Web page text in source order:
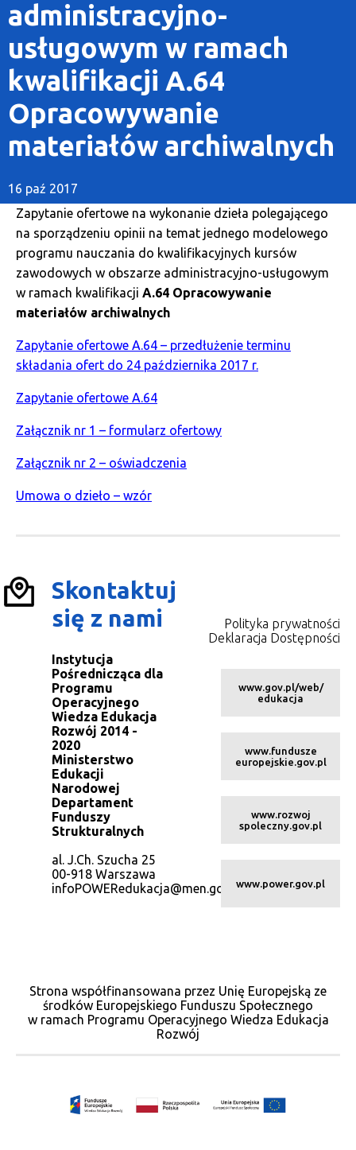
administracyjno-
usługowym w ramach
kwalifikacji A.64
Opracowywanie
materiałów archiwalnych
16 paź 2017
Zapytanie ofertowe na wykonanie dzieła polegającego
na sporządzeniu opinii na temat jednego modelowego
programu nauczania do kwalifikacyjnych kursów
zawodowych w obszarze administracyjno-usługowym
w ramach kwalifikacji A.64 Opracowywanie
materiałów archiwalnych
Zapytanie ofertowe A.64 – przedłużenie terminu
składania ofert do 24 października 2017 r.
Zapytanie ofertowe A.64
Załącznik nr 1 – formularz ofertowy
Załącznik nr 2 – oświadczenia
Umowa o dzieło – wzór
Skontaktuj
się z nami
Instytucja
Pośrednicząca dla
Programu
Operacyjnego
Wiedza Edukacja
Rozwój 2014 -
2020
Ministerstwo
Edukacji
Narodowej
Departament
Funduszy
Strukturalnych
al. J.Ch. Szucha 25
00-918 Warszawa
infoPOWERedukacja@men.gov.pl
Polityka prywatności
Deklaracja Dostępności
www.gov.pl/web/
edukacja
www.fundusze
europejskie.gov.pl
www.rozwoj
spoleczny.gov.pl
www.power.gov.pl
Strona współfinansowana przez Unię Europejską ze
środków Europejskiego Funduszu Społecznego
w ramach Programu Operacyjnego Wiedza Edukacja
Rozwój